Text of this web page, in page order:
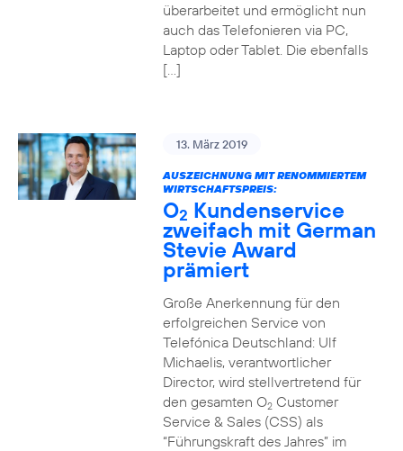
überarbeitet und ermöglicht nun
auch das Telefonieren via PC,
Laptop oder Tablet. Die ebenfalls
[…]
13. März 2019
AUSZEICHNUNG MIT RENOMMIERTEM
WIRTSCHAFTSPREIS:
O2 Kundenservice
zweifach mit German
Stevie Award
prämiert
Große Anerkennung für den
erfolgreichen Service von
Telefónica Deutschland: Ulf
Michaelis, verantwortlicher
Director, wird stellvertretend für
den gesamten O2Customer
Service & Sales (CSS) als
“Führungskraft des Jahres” im